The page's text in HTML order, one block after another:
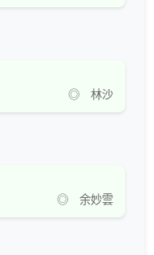
◎ 林沙
◎ 余妙雲